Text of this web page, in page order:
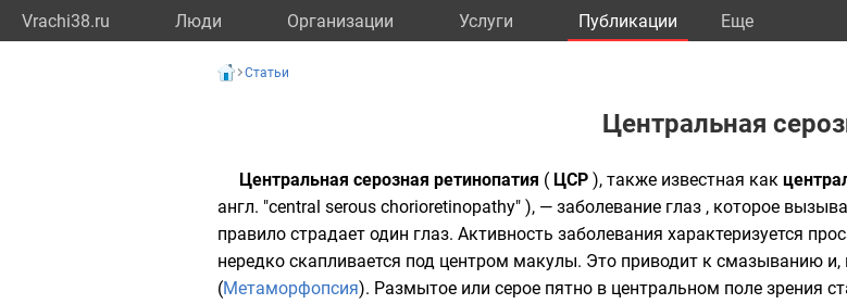
Vrachi38.ru Люди Организации Услуги Публикации Eще
Статьи
Центральная
Центральная серозная ретинопатия ( ЦСР ), также известная как
англ. "central serous chorioretinopathy" ), — заболевание глаз , которое
правило страдает один глаз. Активность заболевания характеризуется
нередко скапливается под центром макулы. Это приводит к смазыванию
(Метаморфопсия). Размытое или серое пятно в центральном поле зрения